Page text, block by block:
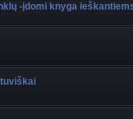
-įdomi knyga